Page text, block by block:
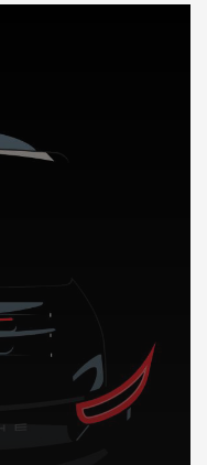
AUTO au Kenya